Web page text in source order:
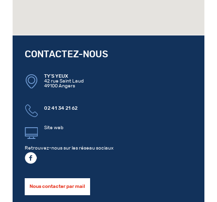
CONTACTEZ-NOUS
TY'S YEUX
42 rue Saint Laud
49100 Angers
02 41 34 21 62
Site web
Retrouvez-nous sur les réseau sociaux
Nous contacter par mail